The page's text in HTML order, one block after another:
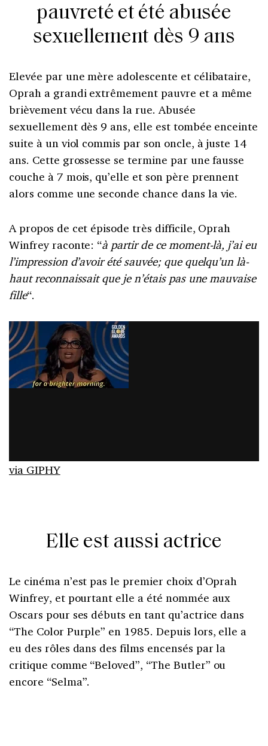
pauvreté et été abusée
sexuellement dès 9 ans
Elevée par une mère adolescente et célibataire,
Oprah a grandi extrêmement pauvre et a même
brièvement vécu dans la rue. Abusée
sexuellement dès 9 ans, elle est tombée enceinte
suite à un viol commis par son oncle, à juste 14
ans. Cette grossesse se termine par une fausse
couche à 7 mois, qu’elle et son père prennent
alors comme une seconde chance dans la vie.
A propos de cet épisode très difficile, Oprah
Winfrey raconte: “à partir de ce moment-là, j’ai eu
l’impression d’avoir été sauvée; que quelqu’un là-
haut reconnaissait que je n’étais pas une mauvaise
fille“.
via GIPHY
Elle est aussi actrice
Le cinéma n’est pas le premier choix d’Oprah
Winfrey, et pourtant elle a été nommée aux
Oscars pour ses débuts en tant qu’actrice dans
“The Color Purple” en 1985. Depuis lors, elle a
eu des rôles dans des films encensés par la
critique comme “Beloved”, “The Butler” ou
encore “Selma”.